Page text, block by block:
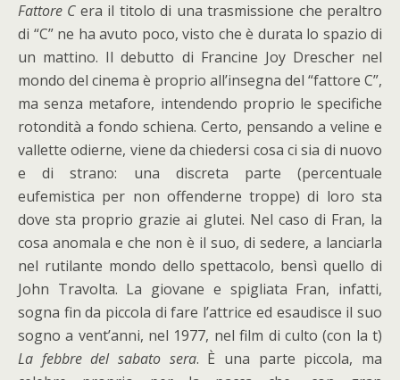
Fattore Cera il titolo di una trasmissione che peraltro
di “C” ne ha avuto poco, visto che è durata lo spazio di
un mattino. Il debutto di Francine Joy Drescher nel
mondo del cinema è proprio all’insegna del “fattore C”,
ma senza metafore, intendendo proprio le specifiche
rotondità a fondo schiena. Certo, pensando a veline e
vallette odierne, viene da chiedersi cosa ci sia di nuovo
e di strano: una discreta parte (percentuale
eufemistica per non offenderne troppe) di loro sta
dove sta proprio grazie ai glutei. Nel caso di Fran, la
cosa anomala e che non è il suo, di sedere, a lanciarla
nel rutilante mondo dello spettacolo, bensì quello di
John Travolta. La giovane e spigliata Fran, infatti,
sogna fin da piccola di fare l’attrice ed esaudisce il suo
sogno a vent’anni, nel 1977, nel film di culto (con la t)
La febbre del sabato sera. È una parte piccola, ma